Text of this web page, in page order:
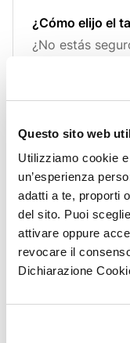
Questo sito web
Utilizziamo cookie
un’esperienza
adatti a te, proporti
del sito. Puoi
attivare oppure
revocare il
Dichiarazione
¿Cómo elijo el
¿No estás
comparar y
consultando
¿Cómo tomo
Tomar tus
cinta métrica
apretar
suelta.Para